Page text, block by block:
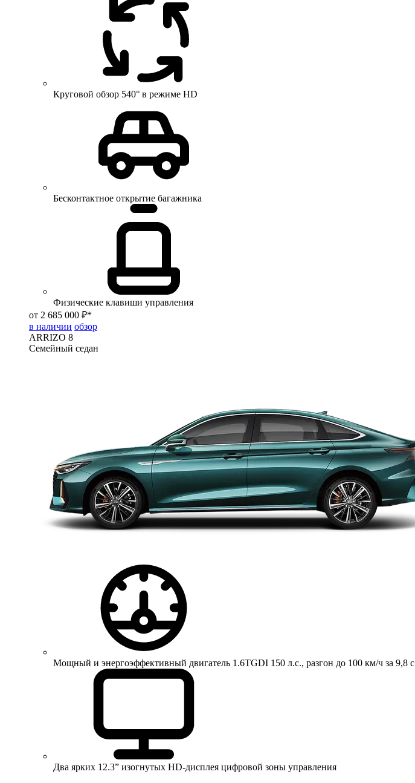
Круговой обзор 540° в режиме HD
Бесконтактное открытие багажника
Физические клавиши управления
от 2 685 000 ₽*
в наличии обзор
ARRIZO 8
Семейный седан
Мощный и энергоэффективный двигатель 1.6TGDI 150 л.с., разгон до 100 км/ч за 9,8 с
Два ярких 12.3” изогнутых HD-дисплея цифровой зоны управления